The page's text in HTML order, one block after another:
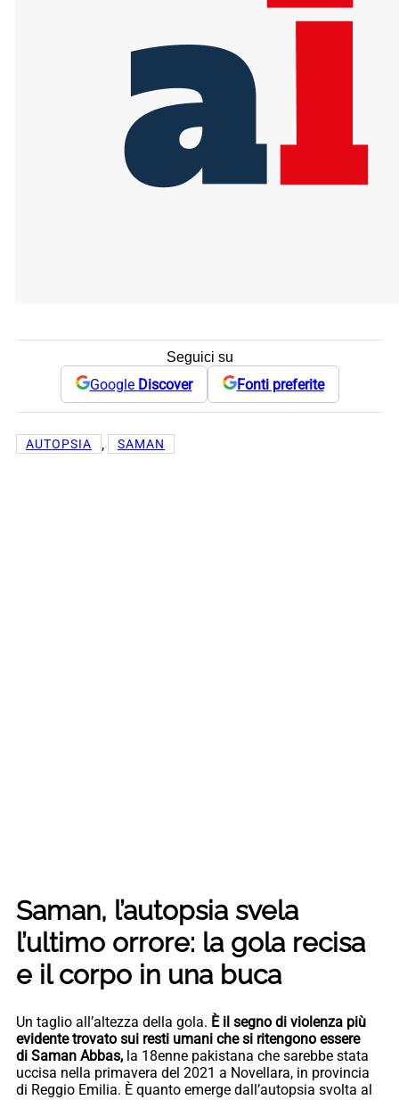
Seguici su
Google Discover Fonti preferite
AUTOPSIA , SAMAN
Saman, l’autopsia svela
l’ultimo orrore: la gola recisa
e il corpo in una buca
Un taglio all’altezza della gola. È il segno di violenza più
evidente trovato sui resti umani che si ritengono essere
di Saman Abbas, la 18enne pakistana che sarebbe stata
uccisa nella primavera del 2021 a Novellara, in provincia
di Reggio Emilia. È quanto emerge dall’autopsia svolta al